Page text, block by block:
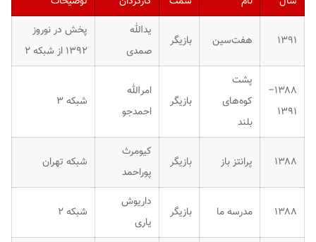
۱۳۹۱ هفت‌سین بازیگر
یدالله
صمدی
پخش در نوروز
۱۳۹۲ از شبکه ۲
۱۳۸۸–
۱۳۹۱
پشت
کوه‌های
بلند
بازیگر
امرالله
احمدجو
شبکه ۳
۱۳۸۸ پرانتز باز بازیگر
کیومرث
پوراحمد
شبکه تهران
۱۳۸۸ مدرسه ما بازیگر
داریوش
یاری
شبکه ۲